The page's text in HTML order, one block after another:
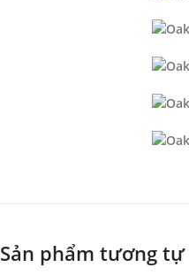
Sản phẩm tương tự